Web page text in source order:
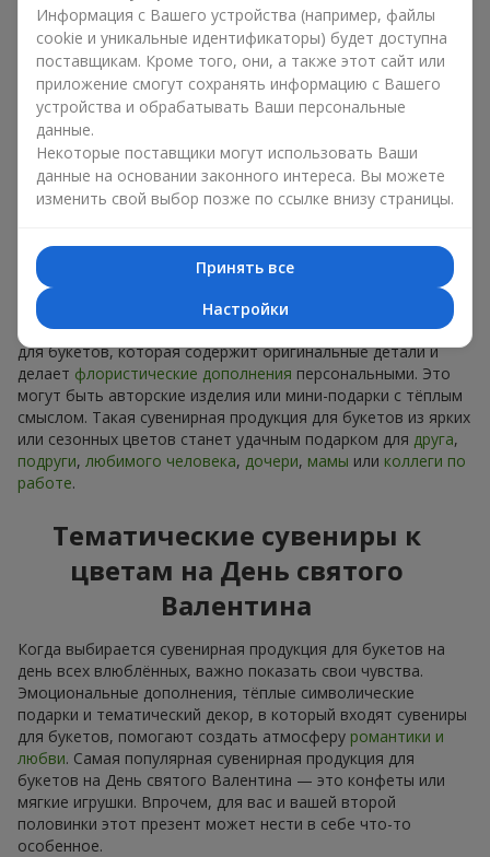
Сувениры к букетам на разные
праздники
Праздник задаёт настроение, а сувенирная продукция для
букетов его подчёркивает. Именно поэтому сувениры к
цветам часто выбирают с учётом даты и события. В нашем
ассортименте найдётся сувенирная продукция для букетов,
которая подойдёт к любому празднику и может быть
рассчитана на любой бюджет.
Сувенирная продукция к
букетам на День рождения
дню рожденияхорошо подходит сувенирная продукция
для букетов, которая содержит оригинальные детали и
делает флористические дополнения персональными. Это
могут быть авторские изделия или мини-подарки с тёплым
смыслом. Такая сувенирная продукция для букетов из ярких
или сезонных цветов станет удачным подарком для друга,
подруги, любимого человека, дочери, мамы или коллеги по
работе.
Тематические сувениры к
цветам на День святого
Валентина
Когда выбирается сувенирная продукция для букетов на
день всех влюблённых, важно показать свои чувства.
Эмоциональные дополнения, тёплые символические
подарки и тематический декор, в который входят сувениры
для букетов, помогают создать атмосферу романтики и
любви. Самая популярная сувенирная продукция для
букетов на День святого Валентина — это конфеты или
мягкие игрушки. Впрочем, для вас и вашей второй
половинки этот презент может нести в себе что-то
особенное.
Информация с Вашего устройства (например, файлы
cookie и уникальные идентификаторы) будет доступна
поставщикам. Кроме того, они, а также этот сайт или
приложение смогут сохранять информацию с Вашего
устройства и обрабатывать Ваши персональные
данные.
Некоторые поставщики могут использовать Ваши
данные на основании законного интереса. Вы можете
изменить свой выбор позже по ссылке внизу страницы.
Принять все
Настройки